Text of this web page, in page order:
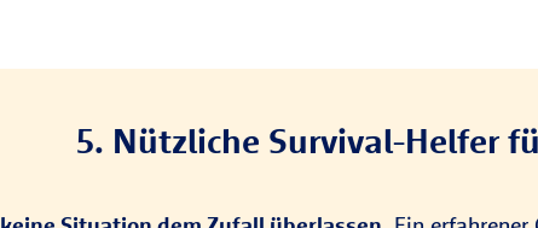
5. Nützliche Survival-Helfer